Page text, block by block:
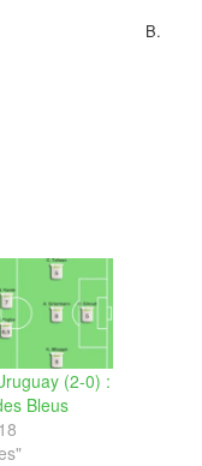
B.
(2-0) :
Bleus